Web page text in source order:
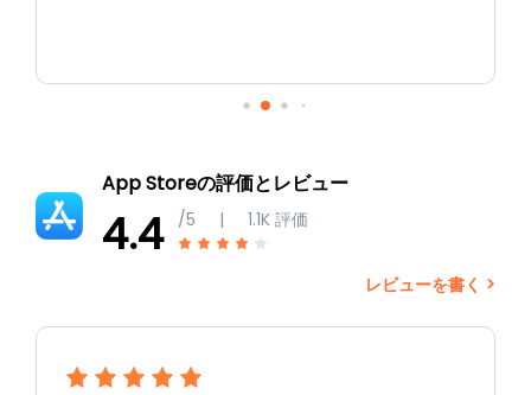
App Storeの評価とレビュー
4.4 /5 | 1.1K 評価
レビューを書く >